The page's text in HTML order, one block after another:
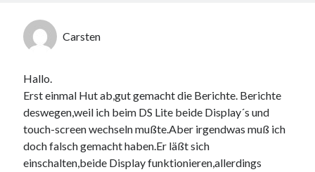
Carsten
Hallo.
Erst einmal Hut ab,gut gemacht die Berichte. Berichte
deswegen,weil ich beim DS Lite beide Display´s und
touch-screen wechseln mußte.Aber irgendwas muß ich
doch falsch gemacht haben.Er läßt sich
einschalten,beide Display funktionieren,allerdings